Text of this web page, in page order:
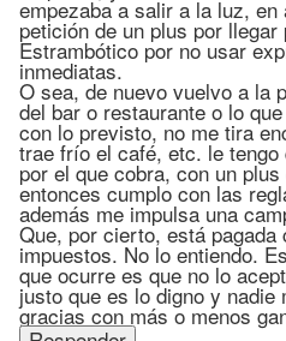
empezaba a salir a la luz, en
petición de un plus por llegar
Estrambótico por no usar
inmediatas.
O sea, de nuevo vuelvo a la
del bar o restaurante o lo
con lo previsto, no me tira
trae frío el café, etc. le
por el que cobra, con un
entonces cumplo con las
además me impulsa una
Que, por cierto, está pagada
impuestos. No lo entiendo.
que ocurre es que no lo
justo que es lo digno y nadie
gracias con más o menos